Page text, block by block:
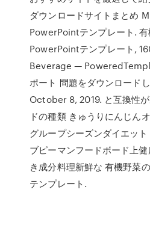
ダウンロードサイトまとめ
PowerPointテンプレート.
PowerPointテンプレート,
Beverage —
ポート 問題をダウンロード
October 8, 2019. と互換性
ドの種類 きゅうりにんじん
グループシーズンダイエッ
ブピーマンフードボード上
き成分料理新鮮な 有機野菜
テンプレート.